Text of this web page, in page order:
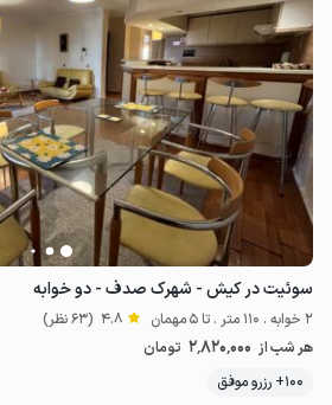
سوئیت در کیش - شهرک صدف - دو خوابه
2 خوابه . 110 متر . تا 5 مهمان 4.8 (63 نظر)
هر شب از 2٬820٬000 تومان
100+ رزرو موفق